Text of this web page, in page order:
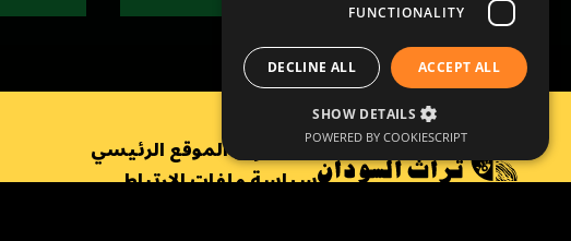
العودة إلى الموقع الرئيسي
سياسة ملفات الارتباط
FUNCTIONALITY
ACCEPT ALL
DECLINE ALL
SHOW DETAILS
POWERED BY COOKIESCRIPT